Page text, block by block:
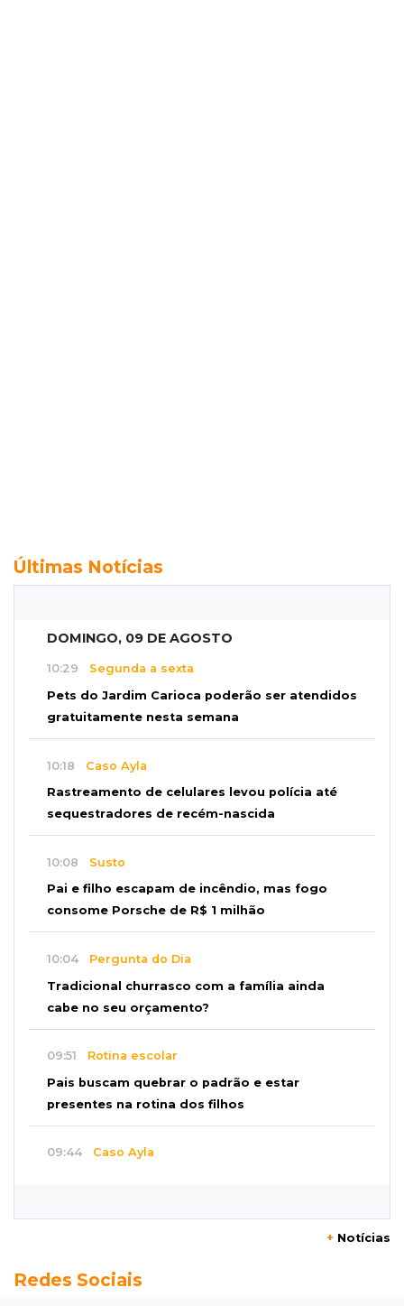
Últimas Notícias
DOMINGO, 09 DE AGOSTO
10:29 Segunda a sexta
Pets do Jardim Carioca poderão ser atendidos
gratuitamente nesta semana
10:18 Caso Ayla
Rastreamento de celulares levou polícia até
sequestradores de recém-nascida
10:08 Susto
Pai e filho escapam de incêndio, mas fogo
consome Porsche de R$ 1 milhão
10:04 Pergunta do Dia
Tradicional churrasco com a família ainda
cabe no seu orçamento?
09:51 Rotina escolar
Pais buscam quebrar o padrão e estar
presentes na rotina dos filhos
09:44 Caso Ayla
Motorista foge após bater em caçamba e
+ Notícias
Redes Sociais